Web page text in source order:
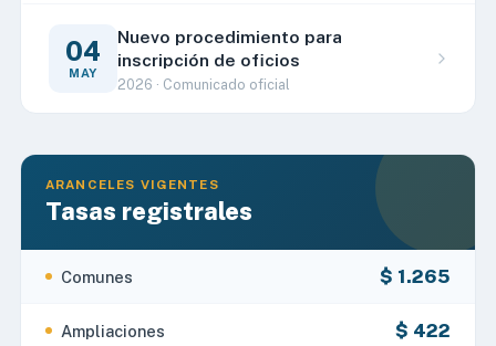
04
MAY
Nuevo procedimiento para
inscripción de oficios
2026 · Comunicado oficial
ARANCELES VIGENTES
Tasas registrales
Comunes $ 1.265
Ampliaciones $ 422